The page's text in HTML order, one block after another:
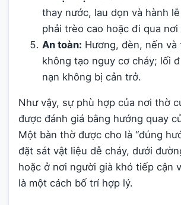
thay nước, lau dọn và hành
phải trèo cao hoặc đi qua nơi
An toàn: Hương, đèn, nến
không tạo nguy cơ cháy; lối
nạn không bị cản trở.
Như vậy, sự phù hợp của nơi thờ
được đánh giá bằng hướng quay
Một bàn thờ được cho là “đúng
đặt sát vật liệu dễ cháy, dưới
hoặc ở nơi người già khó tiếp cận
là một cách bố trí hợp lý.